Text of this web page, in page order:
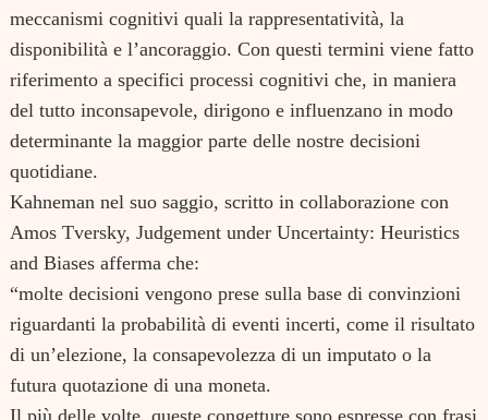
meccanismi cognitivi quali la rappresentatività, la
disponibilità e l’ancoraggio. Con questi termini viene fatto
riferimento a specifici processi cognitivi che, in maniera
del tutto inconsapevole, dirigono e influenzano in modo
determinante la maggior parte delle nostre decisioni
quotidiane.
Kahneman nel suo saggio, scritto in collaborazione con
Amos Tversky, Judgement under Uncertainty: Heuristics
and Biases afferma che:
“molte decisioni vengono prese sulla base di convinzioni
riguardanti la probabilità di eventi incerti, come il risultato
di un’elezione, la consapevolezza di un imputato o la
futura quotazione di una moneta.
Il più delle volte, queste congetture sono espresse con frasi